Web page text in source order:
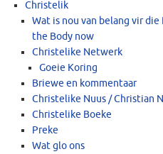
Christelik
Wat is nou van belang vir
the Body now
Christelike Netwerk
Goeie Koring
Briewe en kommentaar
Christelike Nuus / Christian
Christelike Boeke
Preke
Wat glo ons